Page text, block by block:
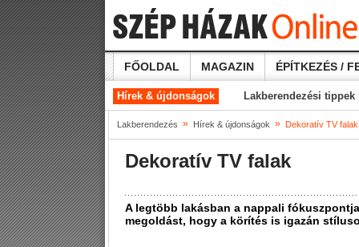
FŐOLDAL MAGAZIN ÉPÍTKEZÉS /
Hírek & újdonságok Lakberendezési tippek
Lakberendezés » Hírek & újdonságok » Dekoratív TV falak
Dekoratív TV falak
A legtöbb lakásban a nappali
megoldást, hogy a körítés is igazán